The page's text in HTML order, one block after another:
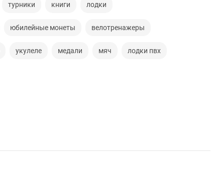
турники книги лодки
юбилейные монеты велотренажеры
укулеле медали мяч лодки пвх